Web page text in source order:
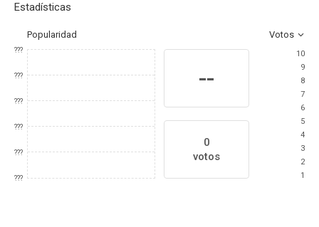
Estadísticas
Popularidad Votos
???
???
???
???
???
???
--
0
votos
10
9
8
7
6
5
4
3
2
1